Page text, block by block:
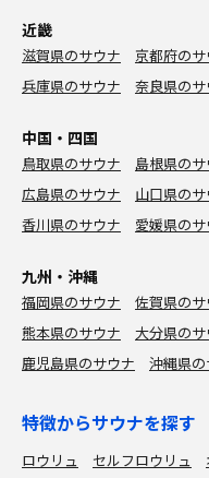
近畿
滋賀県のサウナ 京都府の
兵庫県のサウナ
奈良県のサ
中国・四国
鳥取県のサウナ 島根県のサ
広島県のサウナ
山口県の
香川県のサウナ
愛媛県の
九州・沖縄
福岡県のサウナ 佐賀県のサ
熊本県のサウナ
大分県のサ
鹿児島県のサウナ
沖縄県
特徴からサウナを探す
ロウリュ セルフロウリュ